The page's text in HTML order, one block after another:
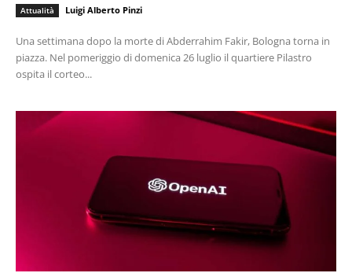
Attualità Luigi Alberto Pinzi
Una settimana dopo la morte di Abderrahim Fakir, Bologna torna in
piazza. Nel pomeriggio di domenica 26 luglio il quartiere Pilastro
ospita il corteo...